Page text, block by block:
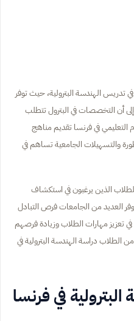
تدريس الهندسة البترولية، حيث توفر
إلى أن التخصصات في البترول تتطلب
في فرنسا تقديم مناهج
والتسهيلات الجامعية تساهم في
الذين يرغبون في استكشاف
توفر العديد من الجامعات فرص التبادل
تعزيز مهارات الطلاب وزيادة فرصهم
الطلاب دراسة الهندسة البترولية في
في فرنسا